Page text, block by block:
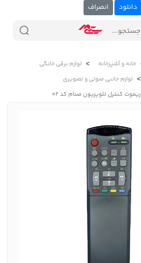
دانلود انصراف
خانه و آشپزخانه
لوازم برقی خانگی
لوازم جانبی صوتی و تصویری
ریموت کنترل تلویزیون صنام کد 02